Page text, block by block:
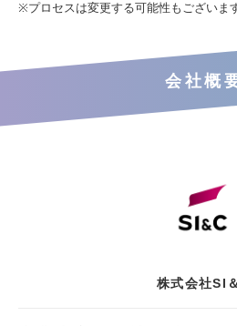
※プロセスは変更する可能性もございま
会社概
株式会社SI